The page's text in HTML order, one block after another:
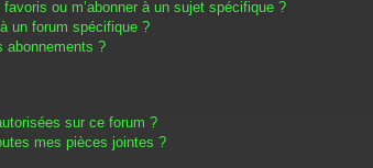
ou m’abonner à un sujet spécifique ?
un forum spécifique ?
abonnements ?
sur ce forum ?
mes pièces jointes ?